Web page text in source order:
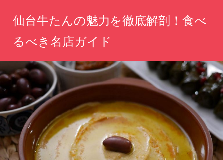
ツ
へ
ス
キ
ッ
プ
仙台牛たんの魅力を徹底解剖！食べ
るべき名店ガイド
の
味
を
一
口
で
感
じ